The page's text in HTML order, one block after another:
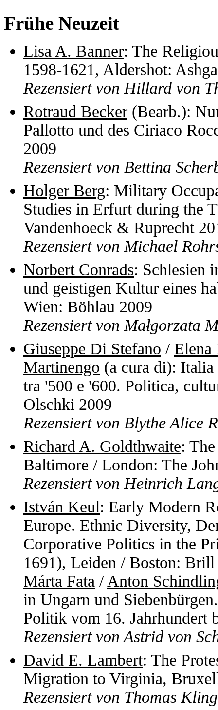
Frühe Neuzeit
Lisa A. Banner: The
1598-1621, Aldershot:
Rezensiert von Hillard von
Rotraud Becker (Bearb.):
Pallotto und des Ciriaco
2009
Rezensiert von Bettina
Holger Berg: Military
Studies in Erfurt during the
Vandenhoeck & Ruprecht
Rezensiert von Michael
Norbert Conrads: Schlesien
und geistigen Kultur eines
Wien: Böhlau 2009
Rezensiert von Małgorzata
Giuseppe Di Stefano / Elena
Martinengo (a cura di): Italia
tra '500 e '600. Politica,
Olschki 2009
Rezensiert von Blythe Alice
Richard A. Goldthwaite:
Baltimore / London: The
Rezensiert von Heinrich
István Keul: Early Modern
Europe. Ethnic Diversity,
Corporative Politics in the
1691), Leiden / Boston: Brill
Márta Fata / Anton
in Ungarn und
Politik vom 16. Jahrhundert
Rezensiert von Astrid von
David E. Lambert: The
Migration to Virginia,
Rezensiert von Thomas